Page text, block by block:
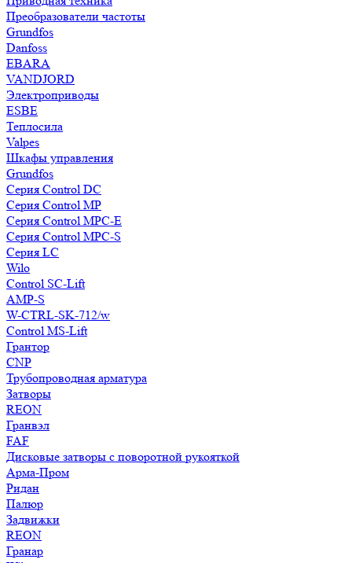
Преобразователи частоты
Grundfos
Danfoss
EBARA
VANDJORD
Электроприводы
ESBE
Теплосила
Valpes
Шкафы управления
Grundfos
Серия Control DC
Серия Control MP
Серия Control MPC-E
Серия Control MPC-S
Серия LC
Wilo
Control SC-Lift
AMP-S
W-CTRL-SK-712/w
Control MS-Lift
Грантор
CNP
Трубопроводная арматура
Затворы
REON
Гранвэл
FAF
Дисковые затворы с поворотной рукояткой
Арма-Пром
Ридан
Палюр
Задвижки
REON
Гранар